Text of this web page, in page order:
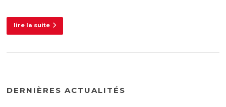
lire la suite
DERNIÈRES ACTUALITÉS